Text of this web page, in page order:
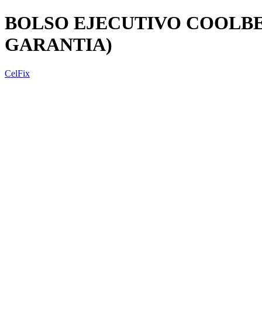
BOLSO EJECUTIVO
GARANTIA)
CelFix